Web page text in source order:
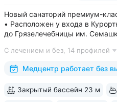
Новый санаторий премиум-
• Расположен у входа в
до Грязелечебницы им.
Бесплатное посещение
Трёхразовое питание...
С лечением и без, 14 профилей
Медцентр работает без
Закрытый бассейн 23 м